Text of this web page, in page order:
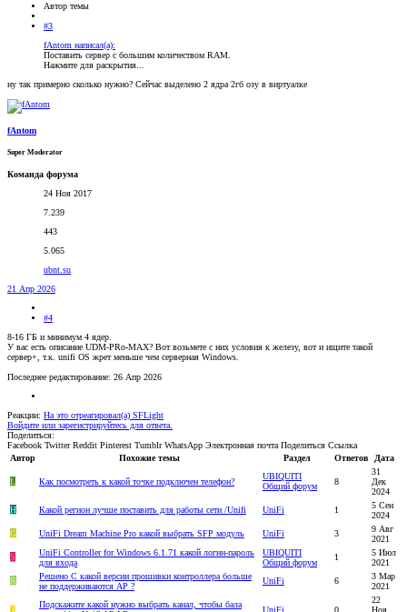
Автор темы
#3
fAntom написал(а):
Поставить сервер c большим количеством RAM.
Нажмите для раскрытия...
ну так примерно сколько нужно? Сейчас выделено 2 ядра 2гб озу в виртуалке
fAntom
Super Moderator
Команда форума
24 Ноя 2017
7.239
443
5.065
ubnt.su
21 Апр 2026
#4
8-16 ГБ и минимум 4 ядер.
У вас есть описание UDM-PRo-MAX? Вот возьмете с них условия к железу, вот и ищите такой
сервер+, т.к. unifi OS жрет меньше чем серверная Windows.
Последнее редактирование: 26 Апр 2026
Реакции: На это отреагировал(а) SFLight
Войдите или зарегистрируйтесь для ответа.
Поделиться:
Facebook Twitter Reddit Pinterest Tumblr WhatsApp Электронная почта Поделиться Ссылка
Автор
Похожие темы Раздел Ответов Дата
L Как посмотреть к какой точке подключен телефон?
UBIQUITI
Общий форум
8
31
Дек
2024
H
Какой регион лучше поставить для работы сети /Unifi UniFi 1
5 Сен
2024
G
UniFi Dream Machine Pro какой выбрать SFP модуль UniFi 3
9 Авг
2021
S
UniFi Controller for Windows 6.1.71 какой логин-пароль
для входа
UBIQUITI
Общий форум
1
5 Июл
2021
R
Решено С какой версии прошивки контроллера больше
не поддерживаются AP ?
UniFi 6
3 Мар
2021
F
Подскажите какой нужно выбрать канал, чтобы бала
UniFi 0
22
Ноя